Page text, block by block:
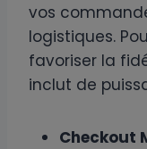
vos
logistiques.
favoriser la
inclut de
Checkout